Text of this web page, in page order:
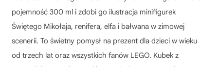
pojemność 300 ml i zdobi go ilustracja minifigurek
Świętego Mikołaja, renifera, elfa i bałwana w zimowej
scenerii. To świetny pomysł na prezent dla dzieci w wieku
od trzech lat oraz wszystkich fanów LEGO. Kubek z